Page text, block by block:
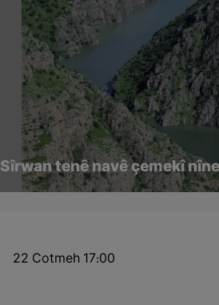
Sîrwan tenê navê çemekî
22 Cotmeh 17:00